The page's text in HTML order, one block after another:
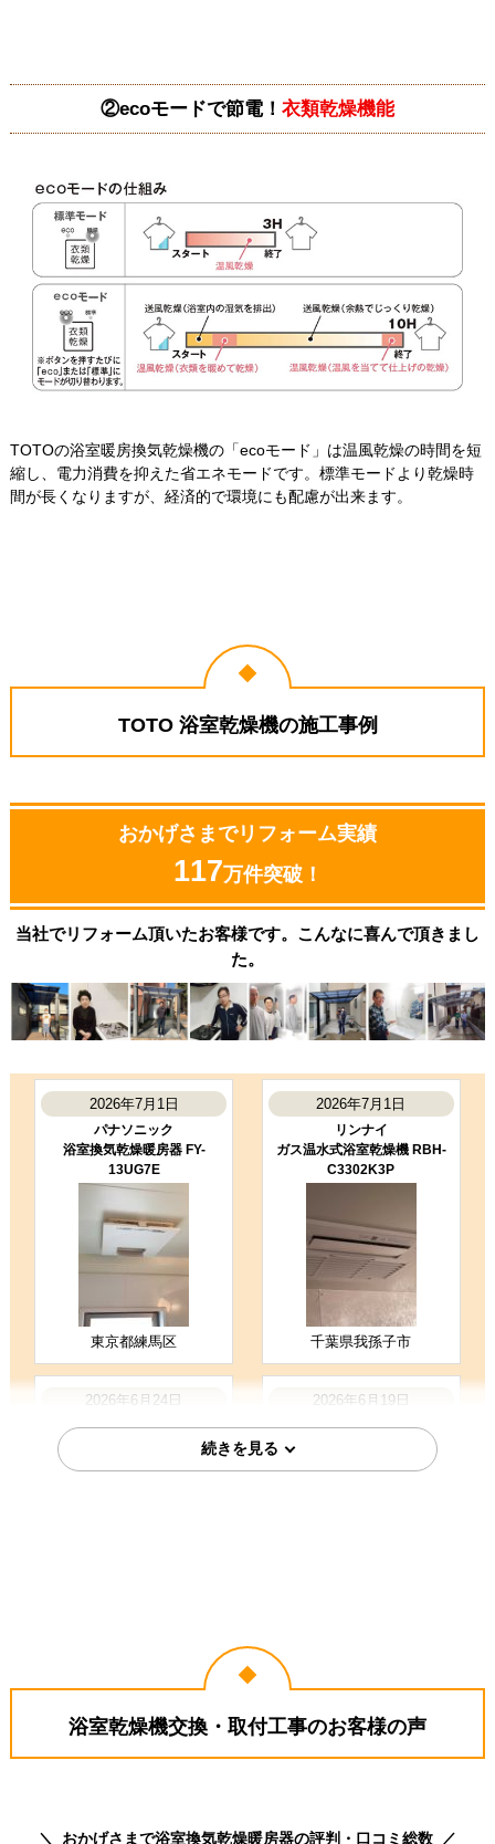
②ecoモードで節電！ 衣類乾燥機能
TOTOの浴室暖房換気乾燥機の「ecoモード」は温風乾燥の時間を短
縮し、電力消費を抑えた省エネモードです。標準モードより乾燥時
間が長くなりますが、経済的で環境にも配慮が出来ます。
TOTO 浴室乾燥機の施工事例
おかげさまでリフォーム実績
117万件突破！
当社でリフォーム頂いたお客様です。こんなに喜んで頂きまし
た。
2026年7月1日
パナソニック
浴室換気乾燥暖房器 FY-
13UG7E
東京都練馬区
2026年7月1日
リンナイ
ガス温水式浴室乾燥機 RBH-
C3302K3P
千葉県我孫子市
2026年6月24日
リンナイ
ガス温水式浴室乾燥機 RBH-
2026年6月19日
ノーリツ
ガス温水式浴室乾燥機 BDV-
3307AUKNSC-J3-BL
TOTO 浴室換気乾燥暖房器
三菱電機 浴室換気乾燥暖房器
浴室乾燥機交換・取付工事のお客様の声
おかげさまで浴室換気乾燥暖房器の評判・口コミ総数